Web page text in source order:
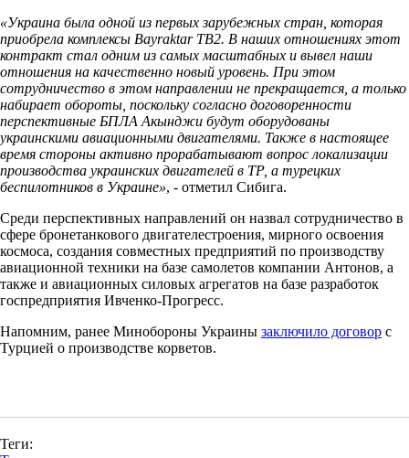
«Украина была одной из первых зарубежных стран, которая
приобрела комплексы Bayraktar ТВ2. В наших отношениях этот
контракт стал одним из самых масштабных и вывел наши
отношения на качественно новый уровень. При этом
сотрудничество в этом направлении не прекращается, а только
набирает обороты, поскольку согласно договоренности
перспективные БПЛА Акынджи будут оборудованы
украинскими авиационными двигателями. Также в настоящее
время стороны активно прорабатывают вопрос локализации
производства украинских двигателей в ТР, а турецких
беспилотников в Украине», - отметил Сибига.
Среди перспективных направлений он назвал сотрудничество в
сфере бронетанкового двигателестроения, мирного освоения
космоса, создания совместных предприятий по производству
авиационной техники на базе самолетов компании Антонов, а
также и авиационных силовых агрегатов на базе разработок
госпредприятия Ивченко-Прогресс.
Напомним, ранее Минобороны Украины заключило договор с
Турцией о производстве корветов.
Теги: